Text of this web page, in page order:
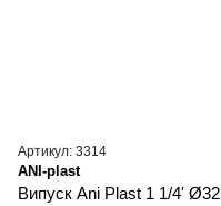
Артикул: 3314
ANI-plast
Випуск Ani Plast 1 1/4' Ø32